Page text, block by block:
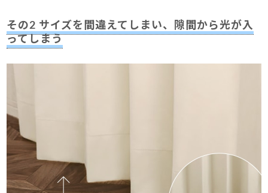
その2 サイズを間違えてしまい、隙間から光が入
ってしまう